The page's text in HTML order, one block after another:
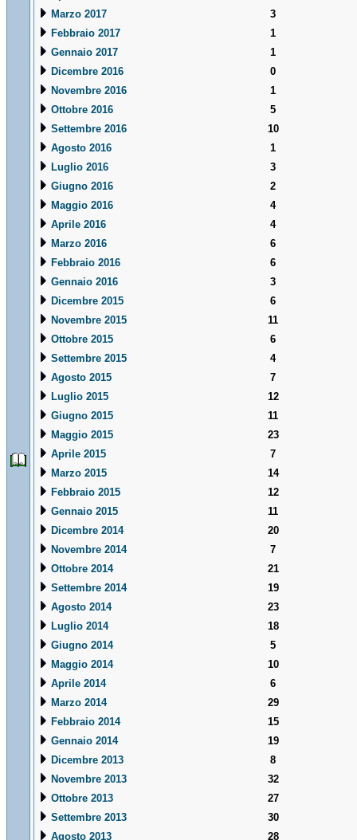
Marzo 2017
3
Febbraio 2017
1
Gennaio 2017
1
Dicembre 2016
0
Novembre 2016
1
Ottobre 2016
5
Settembre 2016
10
Agosto 2016
1
Luglio 2016
3
Giugno 2016
2
Maggio 2016
4
Aprile 2016
4
Marzo 2016
6
Febbraio 2016
6
Gennaio 2016
3
Dicembre 2015
6
Novembre 2015
11
Ottobre 2015
6
Settembre 2015
4
Agosto 2015
7
Luglio 2015
12
Giugno 2015
11
Maggio 2015
23
Aprile 2015
7
Marzo 2015
14
Febbraio 2015
12
Gennaio 2015
11
Dicembre 2014
20
Novembre 2014
7
Ottobre 2014
21
Settembre 2014
19
Agosto 2014
23
Luglio 2014
18
Giugno 2014
5
Maggio 2014
10
Aprile 2014
6
Marzo 2014
29
Febbraio 2014
15
Gennaio 2014
19
Dicembre 2013
8
Novembre 2013
32
Ottobre 2013
27
Settembre 2013
30
Agosto 2013
28